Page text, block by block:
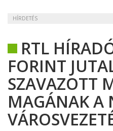
HÍRDETÉS
RTL
FORINT
SZAVAZOTT
MAGÁNAK A